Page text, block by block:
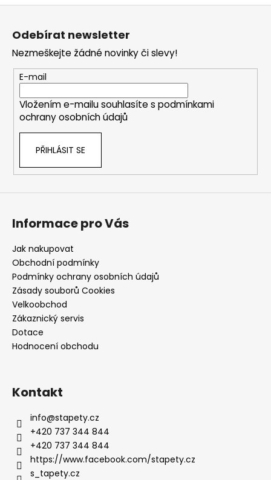
Z
Odebírat newsletter
Nezmeškejte žádné novinky či slevy!
E-mail
Vložením e-mailu souhlasíte s podmínkami
ochrany osobních údajů
PŘIHLÁSIT SE
Informace pro Vás
Jak nakupovat
Obchodní podmínky
Podmínky ochrany osobních údajů
Zásady souborů Cookies
Velkoobchod
Zákaznický servis
Dotace
Hodnocení obchodu
Kontakt
info@stapety.cz
+420 737 344 844
+420 737 344 844
https://www.facebook.com/stapety.cz
s_tapety.cz